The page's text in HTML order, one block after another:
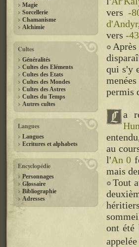
Magie
Sorcellerie
Chamanisme
Alchimie
Cultes
Généralités
Cultes des Eléments
Cultes des Etats
Cultes des Mondes
Cultes des Astres
Cultes du Temps
Autres cultes
Langues
Langues
Ecritures et alphabets
Encyclopédie
Personnages
Glossaire
Bibliographie
Adresses
vers -
d'Andyr
vers -
qui s'y
permis
a
au
l'An 0
mais
Tout
ont été